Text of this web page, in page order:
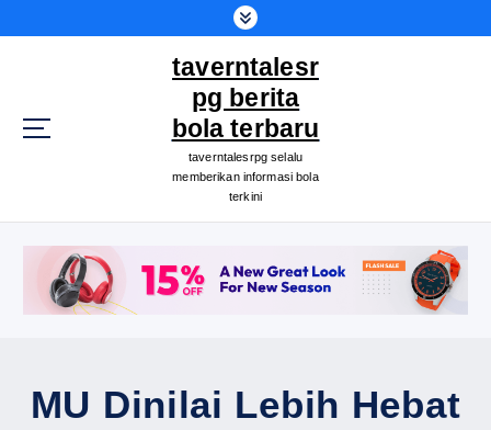
k
taverntalesr
pg berita
bola terbaru
taverntalesrpg selalu
memberikan informasi bola
terkini
MU Dinilai Lebih Hebat